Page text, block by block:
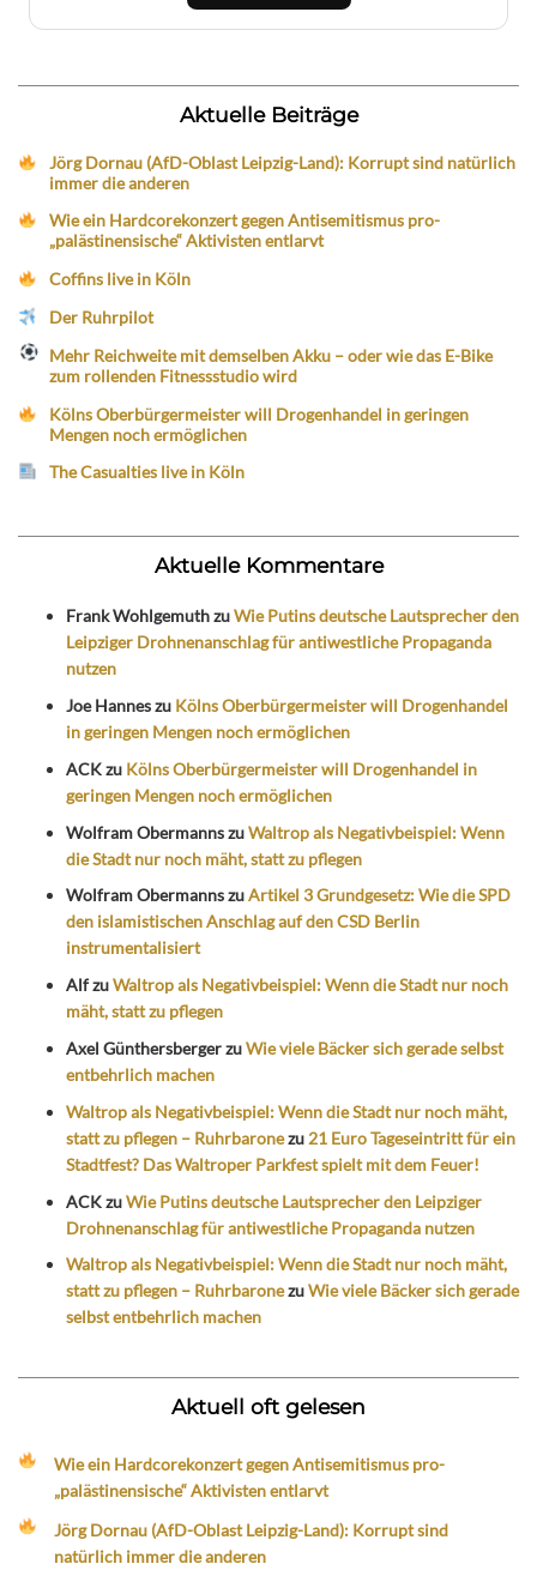
Aktuelle Beiträge
Jörg Dornau (AfD-Oblast Leipzig-Land): Korrupt sind natürlich
immer die anderen
Wie ein Hardcorekonzert gegen Antisemitismus pro-
„palästinensische“ Aktivisten entlarvt
Coffins live in Köln
Der Ruhrpilot
Mehr Reichweite mit demselben Akku – oder wie das E-Bike
zum rollenden Fitnessstudio wird
Kölns Oberbürgermeister will Drogenhandel in geringen
Mengen noch ermöglichen
The Casualties live in Köln
Aktuelle Kommentare
Frank WohlgemuthzuWie Putins deutsche Lautsprecher den
Leipziger Drohnenanschlag für antiwestliche Propaganda
nutzen
Joe Hanneszu Kölns Oberbürgermeister will Drogenhandel
in geringen Mengen noch ermöglichen
ACKzu Kölns Oberbürgermeister will Drogenhandel in
geringen Mengen noch ermöglichen
Wolfram ObermannszuWaltrop als Negativbeispiel: Wenn
die Stadt nur noch mäht, statt zu pflegen
Wolfram ObermannszuArtikel 3 Grundgesetz: Wie die SPD
den islamistischen Anschlag auf den CSD Berlin
instrumentalisiert
AlfzuWaltrop als Negativbeispiel: Wenn die Stadt nur noch
mäht, statt zu pflegen
Axel GünthersbergerzuWie viele Bäcker sich gerade selbst
entbehrlich machen
Waltrop als Negativbeispiel: Wenn die Stadt nur noch mäht,
statt zu pflegen – Ruhrbaronezu 21 Euro Tageseintritt für ein
Stadtfest? Das Waltroper Parkfest spielt mit dem Feuer!
ACKzuWie Putins deutsche Lautsprecher den Leipziger
Drohnenanschlag für antiwestliche Propaganda nutzen
Waltrop als Negativbeispiel: Wenn die Stadt nur noch mäht,
statt zu pflegen – RuhrbaronezuWie viele Bäcker sich gerade
selbst entbehrlich machen
Aktuell oft gelesen
Wie ein Hardcorekonzert gegen Antisemitismus pro-
„palästinensische“ Aktivisten entlarvt
Jörg Dornau (AfD-Oblast Leipzig-Land): Korrupt sind
natürlich immer die anderen